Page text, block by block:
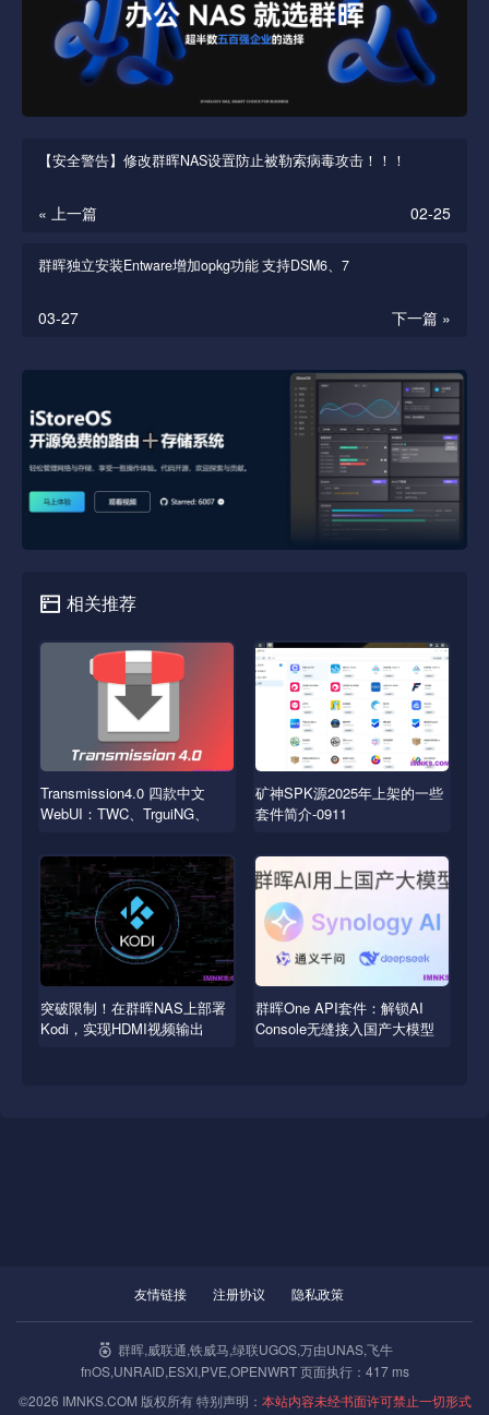
【安全警告】修改群晖NAS设置防止被勒索病毒攻击！！！
« 上一篇 02-25
群晖独立安装Entware增加opkg功能 支持DSM6、7
下一篇 »
03-27
相关推荐
Transmission4.0 四款中文
WebUI：TWC、TrguiNG、
矿神SPK源2025年上架的一些
套件简介-0911
突破限制！在群晖NAS上部署
Kodi，实现HDMI视频输出
群晖One API套件：解锁AI
Console无缝接入国产大模型
友情链接 注册协议 隐私政策
群晖,威联通,铁威马,绿联UGOS,万由UNAS,飞牛
fnOS,UNRAID,ESXI,PVE,OPENWRT 页面执行：417 ms
©2026 IMNKS.COM 版权所有 特别声明： 本站内容未经书面许可禁止一切形式